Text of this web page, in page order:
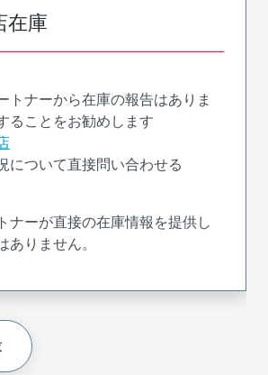
在庫
トナーから在庫の報告はありま
ることをお勧めします
について直接問い合わせる
ナーが直接の在庫情報を提供し
りません。